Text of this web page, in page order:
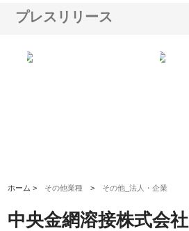
プレスリリース
ホーム > その他業種 > その他_法人・企業
中央金網溶接株式会社